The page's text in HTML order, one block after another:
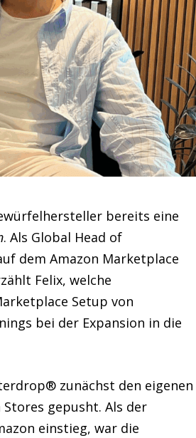
bereits eine
. Als Global Head of
dem Amazon Marketplace
Felix, welche
Setup von
bei der Expansion in die
zunächst den eigenen
gepusht. Als der
einstieg, war die